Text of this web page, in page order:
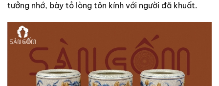
tưởng nhớ, bày tỏ lòng tôn kính với người đã khuất.